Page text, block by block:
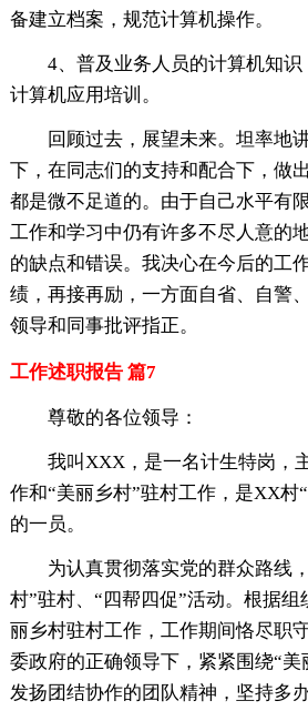
备建立档案，规范计算机操作。
4、普及业务人员的计算机知
计算机应用培训。
回顾过去，展望未来。坦率地
下，在同志们的支持和配合下，做
都是微不足道的。由于自己水平有
工作和学习中仍有许多不尽人意的
的缺点和错误。我决心在今后的工
绩，再接再励，一方面自省、自警
领导和同事批评指正。
工作述职报告 篇7
尊敬的各位领导：
我叫XXX，是一名计生特岗，
作和“美丽乡村”驻村工作，是XX村
的一员。
为认真贯彻落实党的群众路线
村”驻村、“四帮四促”活动。根据
丽乡村驻村工作，工作期间恪尽职
委政府的正确领导下，紧紧围绕“美
发扬团结协作的团队精神，坚持多